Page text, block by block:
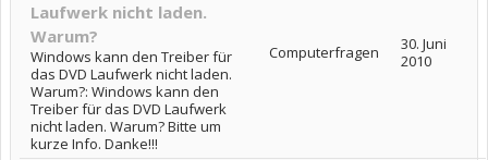
Laufwerk nicht laden.
Warum?
Windows kann den Treiber für
das DVD Laufwerk nicht laden.
Warum?: Windows kann den
Treiber für das DVD Laufwerk
nicht laden. Warum? Bitte um
kurze Info. Danke!!!
Computerfragen
30. Juni
2010